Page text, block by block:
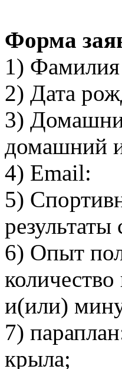
Форма
1)
2) Дата
3)
домашний
4) Еmail:
5)
6) Опыт
и(или)
7)
крыла;